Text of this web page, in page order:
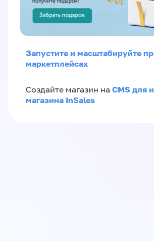
Запустите и масштабируйте
маркетплейсах
Создайте магазин на CMS для
магазина InSales